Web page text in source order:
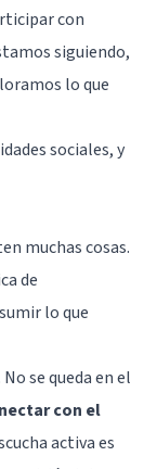
con
siguiendo,
lo que
sociales, y
muchas cosas.
de
lo que
se queda en el
con el
activa es